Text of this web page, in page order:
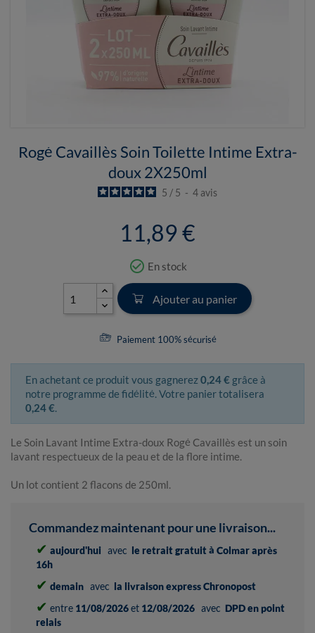
Rogé Cavaillès Soin Toilette Intime Extra-
doux 2X250ml
5 / 5 - 4 avis
11,89 €
check_circle_outline En stock
Ajouter au panier
Paiement 100% sécurisé
En achetant ce produit vous gagnerez0,24 € grâce à
notre programme de fidélité. Votre panier totalisera
0,24 €.
Le Soin Lavant Intime Extra-doux Rogé Cavaillès est un soin
lavant respectueux de la peau et de la flore intime.
Un lot contient 2 flacons de 250ml.
Commandez maintenant pour une livraison...
✔ aujourd'hui avec le retrait gratuit à Colmar après
16h
✔ demain avec la livraison express Chronopost
✔ entre 11/08/2026et 12/08/2026 avec DPD en point
relais